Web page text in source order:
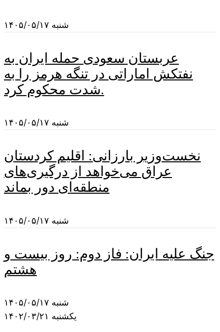
شنبه ۱۴۰۵/۰۵/۱۷
عربستان سعودی حمله ایران به
نفتکش اماراتی در تنگه هرمز را به
شدت محکوم کرد.
شنبه ۱۴۰۵/۰۵/۱۷
نخست‌وزیر بارزانی: اقلیم کردستان
عراق می‌خواهد از درگیری‌های
منطقه‌ای دور بماند
شنبه ۱۴۰۵/۰۵/۱۷
جنگ علیه ایران: فاز دوم: روز بیست و
هشتم
شنبه ۱۴۰۵/۰۵/۱۷
یکشنبه ۱۴۰۲/۰۳/۲۱